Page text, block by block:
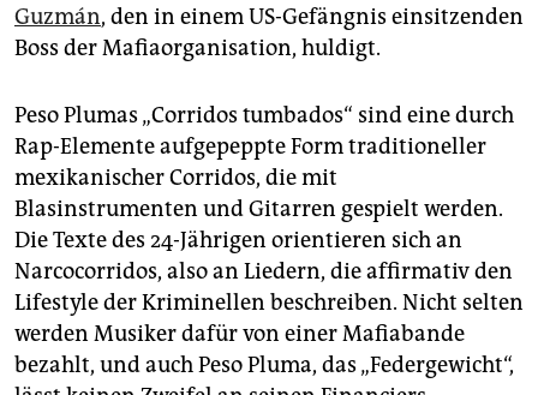
Guzmán, den in einem US-Gefängnis einsitzenden
Boss der Mafiaorganisation, huldigt.
Peso Plumas „Corridos tumbados“ sind eine durch
Rap-Elemente aufgepeppte Form tradi­tio­neller
mexikanischer Corridos, die mit
Blasinstrumenten und Gitarren gespielt werden.
Die Texte des 24-Jährigen orientieren sich an
Narcocorridos, also an Liedern, die affirmativ den
Lifestyle der Kriminellen beschreiben. Nicht selten
werden Musiker dafür von einer Mafiabande
bezahlt, und auch Peso Pluma, das „Federgewicht“,